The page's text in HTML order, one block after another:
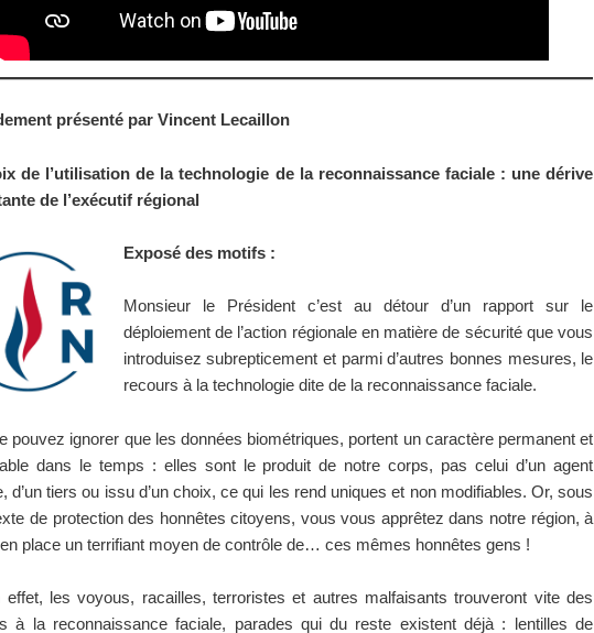
présenté par Vincent Lecaillon
de l’utilisation de la technologie de la reconnaissance faciale : une dérive
de l’exécutif régional
Exposé des motifs :
Monsieur le Président c’est au détour d’un rapport sur le
déploiement de l’action régionale en matière de sécurité que vous
introduisez subrepticement et parmi d’autres bonnes mesures, le
recours à la technologie dite de la reconnaissance faciale.
pouvez ignorer que les données biométriques, portent un caractère permanent et
dans le temps : elles sont le produit de notre corps, pas celui d’un agent
d’un tiers ou issu d’un choix, ce qui les rend uniques et non modifiables. Or, sous
de protection des honnêtes citoyens, vous vous apprêtez dans notre région, à
place un terrifiant moyen de contrôle de… ces mêmes honnêtes gens !
effet, les voyous, racailles, terroristes et autres malfaisants trouveront vite des
à la reconnaissance faciale, parades qui du reste existent déjà : lentilles de